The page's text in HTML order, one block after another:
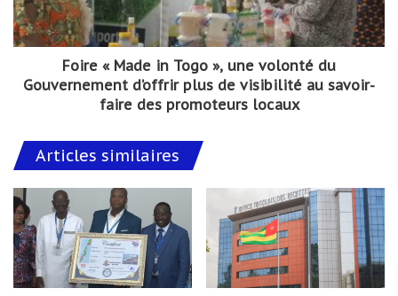
Foire « Made in Togo », une volonté du
Gouvernement d’offrir plus de visibilité au savoir-
faire des promoteurs locaux
Articles similaires